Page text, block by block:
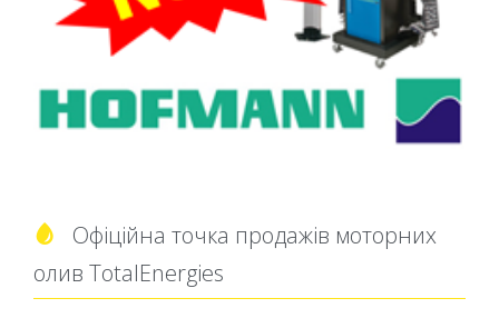

Офіційна точка продажів моторних
олив TotalEnergies